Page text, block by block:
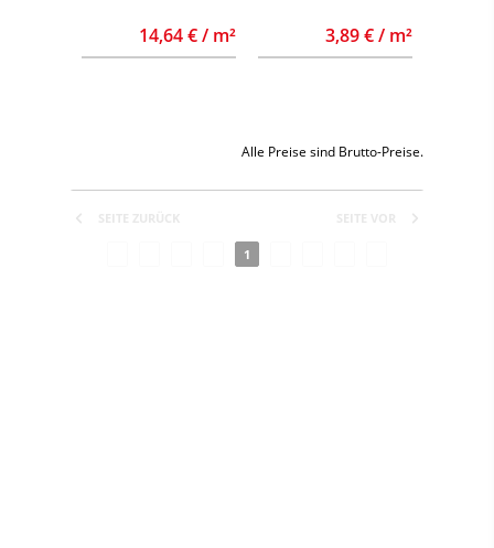
14,64 € / m² 3,89 € / m²
Alle Preise sind Brutto-Preise.
1